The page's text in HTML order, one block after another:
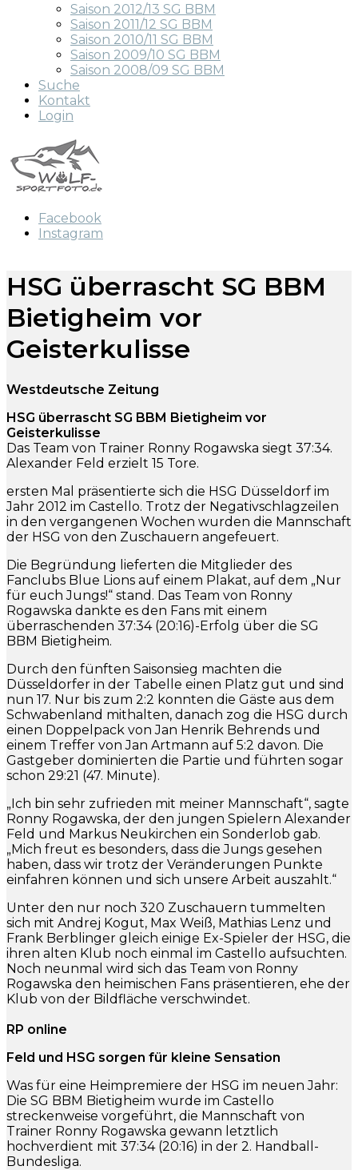
Saison 2012/13 SG BBM
Saison 2011/12 SG BBM
Saison 2010/11 SG BBM
Saison 2009/10 SG BBM
Saison 2008/09 SG BBM
Suche
Kontakt
Login
Facebook
Instagram
HSG überrascht SG BBM
Bietigheim vor
Geisterkulisse
Westdeutsche Zeitung
HSG überrascht SG BBM Bietigheim vor
Geisterkulisse
Das Team von Trainer Ronny Rogawska siegt 37:34.
Alexander Feld erzielt 15 Tore.
ersten Mal präsentierte sich die HSG Düsseldorf im
Jahr 2012 im Castello. Trotz der Negativschlagzeilen
in den vergangenen Wochen wurden die Mannschaft
der HSG von den Zuschauern angefeuert.
Die Begründung lieferten die Mitglieder des
Fanclubs Blue Lions auf einem Plakat, auf dem „Nur
für euch Jungs!“ stand. Das Team von Ronny
Rogawska dankte es den Fans mit einem
überraschenden 37:34 (20:16)-Erfolg über die SG
BBM Bietigheim.
Durch den fünften Saisonsieg machten die
Düsseldorfer in der Tabelle einen Platz gut und sind
nun 17. Nur bis zum 2:2 konnten die Gäste aus dem
Schwabenland mithalten, danach zog die HSG durch
einen Doppelpack von Jan Henrik Behrends und
einem Treffer von Jan Artmann auf 5:2 davon. Die
Gastgeber dominierten die Partie und führten sogar
schon 29:21 (47. Minute).
„Ich bin sehr zufrieden mit meiner Mannschaft“, sagte
Ronny Rogawska, der den jungen Spielern Alexander
Feld und Markus Neukirchen ein Sonderlob gab.
„Mich freut es besonders, dass die Jungs gesehen
haben, dass wir trotz der Veränderungen Punkte
einfahren können und sich unsere Arbeit auszahlt.“
Unter den nur noch 320 Zuschauern tummelten
sich mit Andrej Kogut, Max Weiß, Mathias Lenz und
Frank Berblinger gleich einige Ex-Spieler der HSG, die
ihren alten Klub noch einmal im Castello aufsuchten.
Noch neunmal wird sich das Team von Ronny
Rogawska den heimischen Fans präsentieren, ehe der
Klub von der Bildfläche verschwindet.
RP online
Feld und HSG sorgen für kleine Sensation
Was für eine Heimpremiere der HSG im neuen Jahr:
Die SG BBM Bietigheim wurde im Castello
streckenweise vorgeführt, die Mannschaft von
Trainer Ronny Rogawska gewann letztlich
hochverdient mit 37:34 (20:16) in der 2. Handball-
Bundesliga.